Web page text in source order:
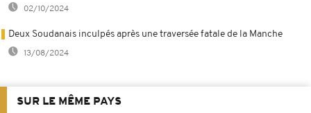
02/10/2024
Deux Soudanais inculpés après une traversée fatale de la Manche
13/08/2024
SUR LE MÊME PAYS